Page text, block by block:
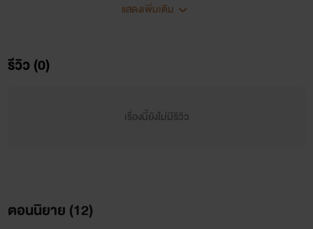
แสดงเพิ่มเติม
รีวิว (0)
เรื่องนี้ยังไม่มีรีวิว
ตอนนิยาย (12)